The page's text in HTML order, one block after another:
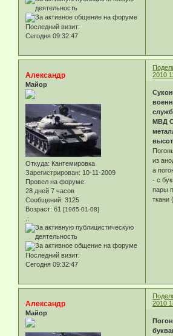
Последний визит:
Сегодня 09:32:47
2010
Александр
Майор
Откуда: Кантемировка
Зарегистрирован: 10-11-2009
Провел на форуме:
28 дней 7 часов
Сообщений: 3125
Возраст: 61 [1965-01-08]
.:
Последний визит:
Сегодня 09:32:47
МВД
из
а
- с
пары
ткани
2010
Александр
Майор